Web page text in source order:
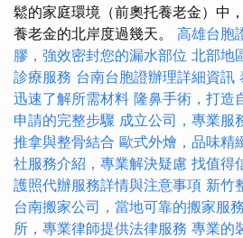
鬆的家庭環境（前奧托養老金）中
養老金的北岸度過幾天。 高雄台胞
膠，強效密封您的漏水部位 北部地
診療服務 台南台胞證辦理詳細資訊
迅速了解所需材料 隆鼻手術，打造
申請的完整步驟 成立公司，專業服
推拿與整骨結合 歐式外燴，品味精
社服務介紹，專業解決疑慮 找值得
護照代辦服務詳情與注意事項 新竹
台南搬家公司，當地可靠的搬家服
所，專業律師提供法律服務 專業的